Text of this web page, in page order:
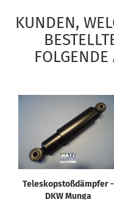
KUNDEN,
FOLGENDE
Teleskopstoßdämpfer -
DKW Munga